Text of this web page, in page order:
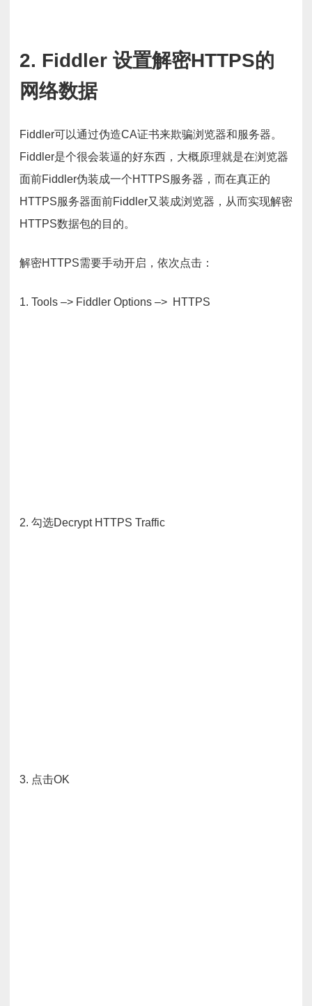
2. Fiddler 设置解密HTTPS的
网络数据
Fiddler可以通过伪造CA证书来欺骗浏览器和服务器。
Fiddler是个很会装逼的好东西，大概原理就是在浏览器
面前Fiddler伪装成一个HTTPS服务器，而在真正的
HTTPS服务器面前Fiddler又装成浏览器，从而实现解密
HTTPS数据包的目的。
解密HTTPS需要手动开启，依次点击：
1. Tools –> Fiddler Options –> HTTPS
2. 勾选Decrypt HTTPS Traffic
3. 点击OK